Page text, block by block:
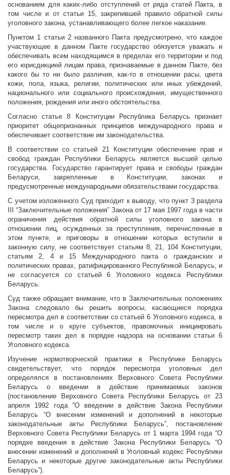
основанием для каких-либо отступлений от ряда статей Пакта, в
том числе и от статьи 15, закрепившей правило обратной силы
уголовного закона, устанавливающего более легкое наказание.
Пунктом 1 статьи 2 названного Пакта предусмотрено, что каждое
участвующее в данном Пакте государство обязуется уважать и
обеспечивать всем находящимся в пределах его территории и под
его юрисдикцией лицам права, признаваемые в данном Пакте, без
какого бы то ни было различия, как-то в отношении расы, цвета
кожи, пола, языка, религии, политических или иных убеждений,
национального или социального происхождения, имущественного
положения, рождения или иного обстоятельства.
Согласно статье 8 Конституции Республика Беларусь признает
приоритет общепризнанных принципов международного права и
обеспечивает соответствие им законодательства.
В соответствии со статьей 21 Конституции обеспечение прав и
свобод граждан Республики Беларусь является высшей целью
государства. Государство гарантирует права и свободы граждан
Беларуси, закрепленные в Конституции, законах и
предусмотренные международными обязательствами государства.
С учетом изложенного Суд приходит к выводу, что пункт 3 раздела
III “Заключительные положения” Закона от 17 мая 1997 года в части
ограничения действия обратной силы уголовного закона в
отношении лиц, осужденных за преступления, перечисленные в
этом пункте, и приговоры в отношении которых вступили в
законную силу, не соответствует статьям 8, 21, 104 Конституции,
статьям 2, 4 и 15 Международного пакта о гражданских и
политических правах, ратифицированного Республикой Беларусь, и
не согласуется со статьей 6 Уголовного кодекса Республики
Беларусь.
Суд также обращает внимание, что в Заключительных положениях
Закона следовало бы решить вопросы, касающиеся порядка
пересмотра дел в соответствии со статьей 6 Уголовного кодекса, в
том числе и о круге субъектов, правомочных инициировать
пересмотр таких дел в порядке надзора на основании статьи 6
Уголовного кодекса.
Изучение нормотворческой практики в Республике Беларусь
свидетельствует, что порядок пересмотра уголовных дел
определялся в постановлениях Верховного Совета Республики
Беларусь о введении в действие принимаемых законов
(постановление Верховного Совета Республики Беларусь от 23
апреля 1992 года “О введении в действие Закона Республики
Беларусь “О внесении изменений и дополнений в некоторые
законодательные акты Республики Беларусь”, постановление
Верховного Совета Республики Беларусь от 1 марта 1994 года “О
порядке введения в действие Закона Республики Беларусь “О
внесении изменений и дополнений в Уголовный кодекс Республики
Беларусь и некоторые другие законодательные акты Республики
Беларусь”).